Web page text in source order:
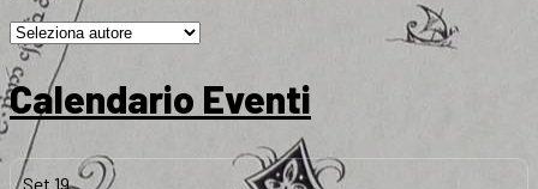
Calendario Eventi
Set 19